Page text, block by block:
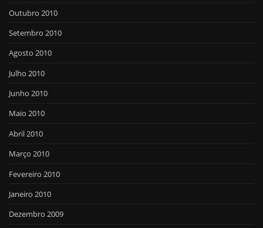
Outubro 2010
Setembro 2010
Agosto 2010
Julho 2010
Junho 2010
Maio 2010
Abril 2010
Março 2010
Fevereiro 2010
Janeiro 2010
Dezembro 2009